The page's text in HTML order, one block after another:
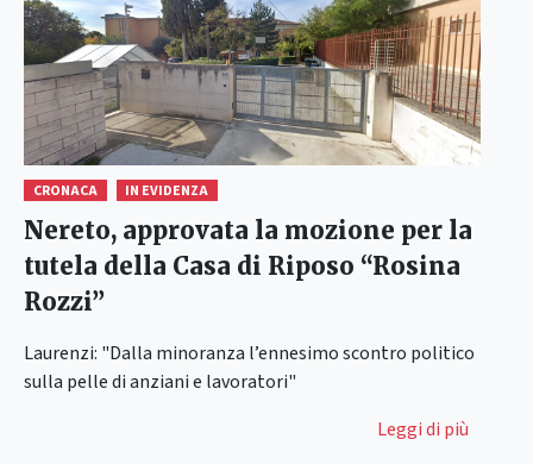
CRONACA IN EVIDENZA
Nereto, approvata la mozione per la
tutela della Casa di Riposo “Rosina
Rozzi”
Laurenzi: "Dalla minoranza l’ennesimo scontro politico
sulla pelle di anziani e lavoratori"
Leggi di più